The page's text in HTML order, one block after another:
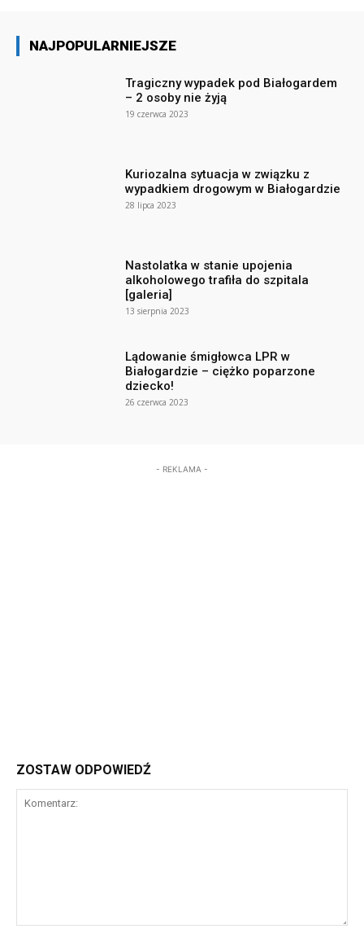
NAJPOPULARNIEJSZE
Tragiczny wypadek pod Białogardem
– 2 osoby nie żyją
19 czerwca 2023
Kuriozalna sytuacja w związku z
wypadkiem drogowym w Białogardzie
28 lipca 2023
Nastolatka w stanie upojenia
alkoholowego trafiła do szpitala
[galeria]
13 sierpnia 2023
Lądowanie śmigłowca LPR w
Białogardzie – ciężko poparzone
dziecko!
26 czerwca 2023
- REKLAMA -
ZOSTAW ODPOWIEDŹ